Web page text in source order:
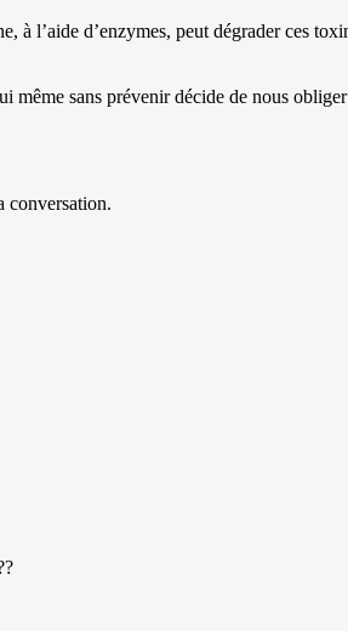
à l’aide d’enzymes, peut dégrader ces
même sans prévenir décide de nous
conversation.